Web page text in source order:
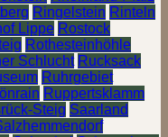
Ringelstein Rinteln
Lippe Rostock
Rothesteinhöhle
Schlucht Rucksack
Ruhrgebiet
Ruppertsklamm
Steig Saarland